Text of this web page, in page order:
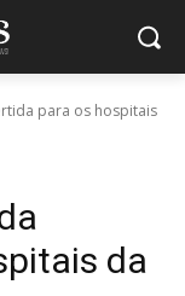
para os hospitais
da